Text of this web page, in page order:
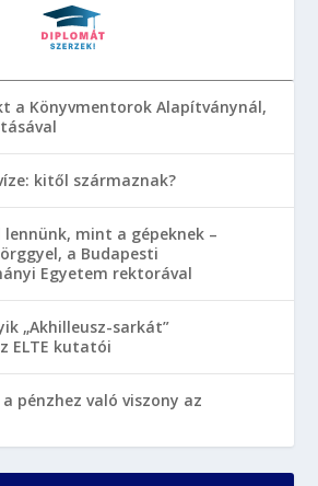
a Könyvmentorok Alapítványnál,
kitől származnak?
lennünk, mint a gépeknek –
a Budapesti
Egyetem rektorával
„Akhilleusz-sarkát”
ELTE kutatói
pénzhez való viszony az